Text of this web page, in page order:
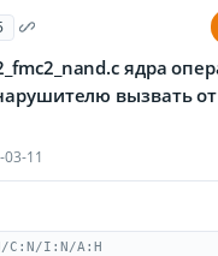
ядра
вызвать
11
C:N/I:N/A:H